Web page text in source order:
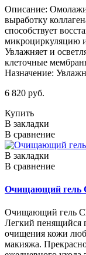
Описание:
выработку
способствует
микроциркуляцию
Увлажняет и
клеточные
Назначение:
6 820 руб.
Купить
В закладки
В сравнение
В закладки
В сравнение
Очищающий гель
Очищающий гель
Легкий пенящийся
очищения кожи
макияжа.